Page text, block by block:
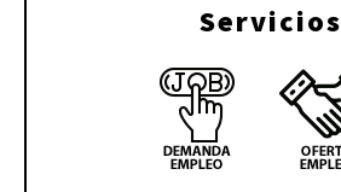
Servicios